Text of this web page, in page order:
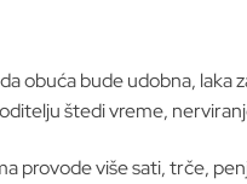
bude udobna, laka
štedi vreme,
provode više sati, trče,